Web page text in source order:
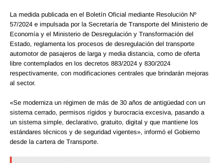
La medida publicada en el Boletín Oficial mediante Resolución Nº
57/2024 e impulsada por la Secretaría de Transporte del Ministerio de
Economía y el Ministerio de Desregulación y Transformación del
Estado, reglamenta los procesos de desregulación del transporte
automotor de pasajeros de larga y media distancia, como de oferta
libre contemplados en los decretos 883/2024 y 830/2024
respectivamente, con modificaciones centrales que brindarán mejoras
al sector.
«Se moderniza un régimen de más de 30 años de antigüedad con un
sistema cerrado, permisos rígidos y burocracia excesiva, pasando a
un sistema simple, declarativo, gratuito, digital y que mantiene los
estándares técnicos y de seguridad vigentes», informó el Gobierno
desde la cartera de Transporte.